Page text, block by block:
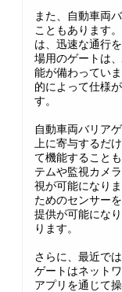
また、自動車両
こともあります
は、迅速な通行
場用のゲートは
能が備わってい
的によって仕様
す。
自動車両バリア
上に寄与するだ
て機能すること
テムや監視カメ
視が可能になり
ためのセンサー
提供が可能にな
ります。
さらに、最近で
ゲートはネット
アプリを通じて